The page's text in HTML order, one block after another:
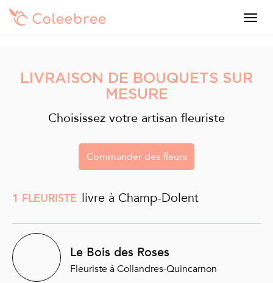
LIVRAISON DE BOUQUETS SUR
MESURE
Choisissez votre artisan fleuriste
Commander des fleurs
1 FLEURISTE livre à Champ-Dolent
Le Bois des Roses
Fleuriste à Collandres-Quincarnon